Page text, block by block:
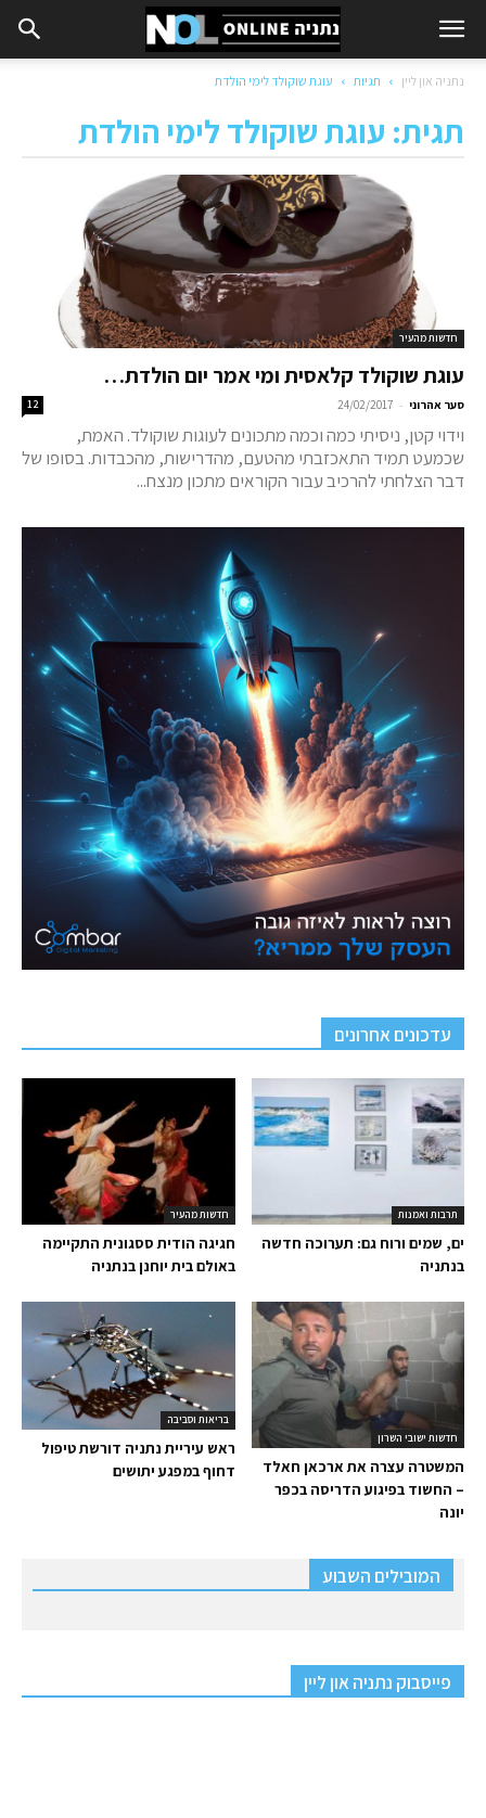
נתניה און ליין תגיות עוגת שוקולד לימי הולדת
תגית: עוגת שוקולד לימי הולדת
חדשות מהעיר
עוגת שוקולד קלאסית ומי אמר יום הולדת…
סער אהרוני -
24/02/2017
12
וידוי קטן, ניסיתי כמה וכמה מתכונים לעוגות שוקולד. האמת,
שכמעט תמיד התאכזבתי מהטעם, מהדרישות, מהכבדות. בסופו של
דבר הצלחתי להרכיב עבור הקוראים מתכון מנצח...
עדכונים אחרונים
חדשות מהעיר
חגיגה הודית ססגונית התקיימה
באולם בית יוחנן בנתניה
תרבות ואמנות
ים, שמים ורוח גם: תערוכה חדשה
בנתניה
בריאות וסביבה
ראש עיריית נתניה דורשת טיפול
דחוף במפגע יתושים
חדשות ישובי השרון
המשטרה עצרה את ארכאן חאלד
– החשוד בפיגוע הדריסה בכפר
יונה
המובילים השבוע
פייסבוק נתניה און ליין